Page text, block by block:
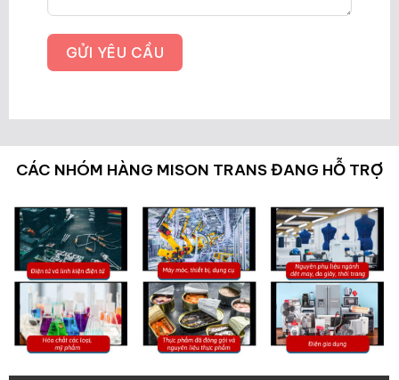
GỬI YÊU CẦU
CÁC NHÓM HÀNG MISON TRANS ĐANG HỖ TRỢ